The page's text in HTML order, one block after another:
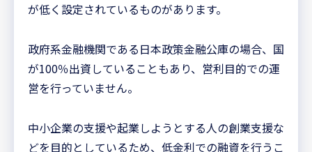
が低く設定されているものがあります。
政府系金融機関である日本政策金融公庫の場合、国
が100％出資していることもあり、営利目的での運
営を行っていません。
中小企業の支援や起業しようとする人の創業支援な
どを目的としているため、低金利での融資を行うこ